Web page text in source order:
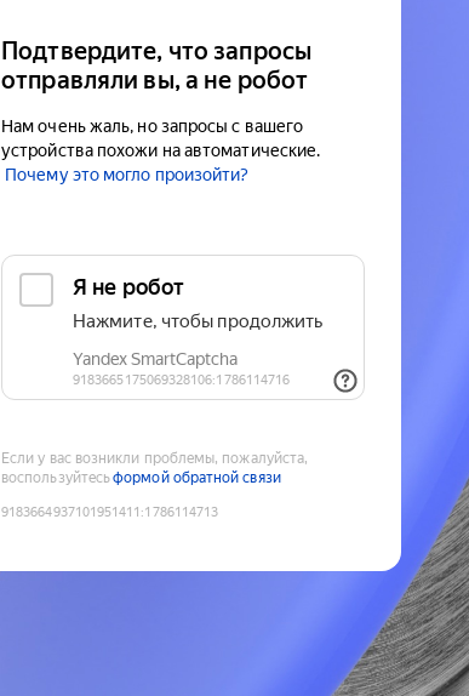
Подтвердите, что запросы
отправляли вы, а не робот
Нам очень жаль, но запросы с вашего
устройства похожи на автоматические.
Почему это могло произойти?
Если у вас возникли проблемы, пожалуйста,
воспользуйтесьформой обратной связи
9183664937101951411 :1786114713